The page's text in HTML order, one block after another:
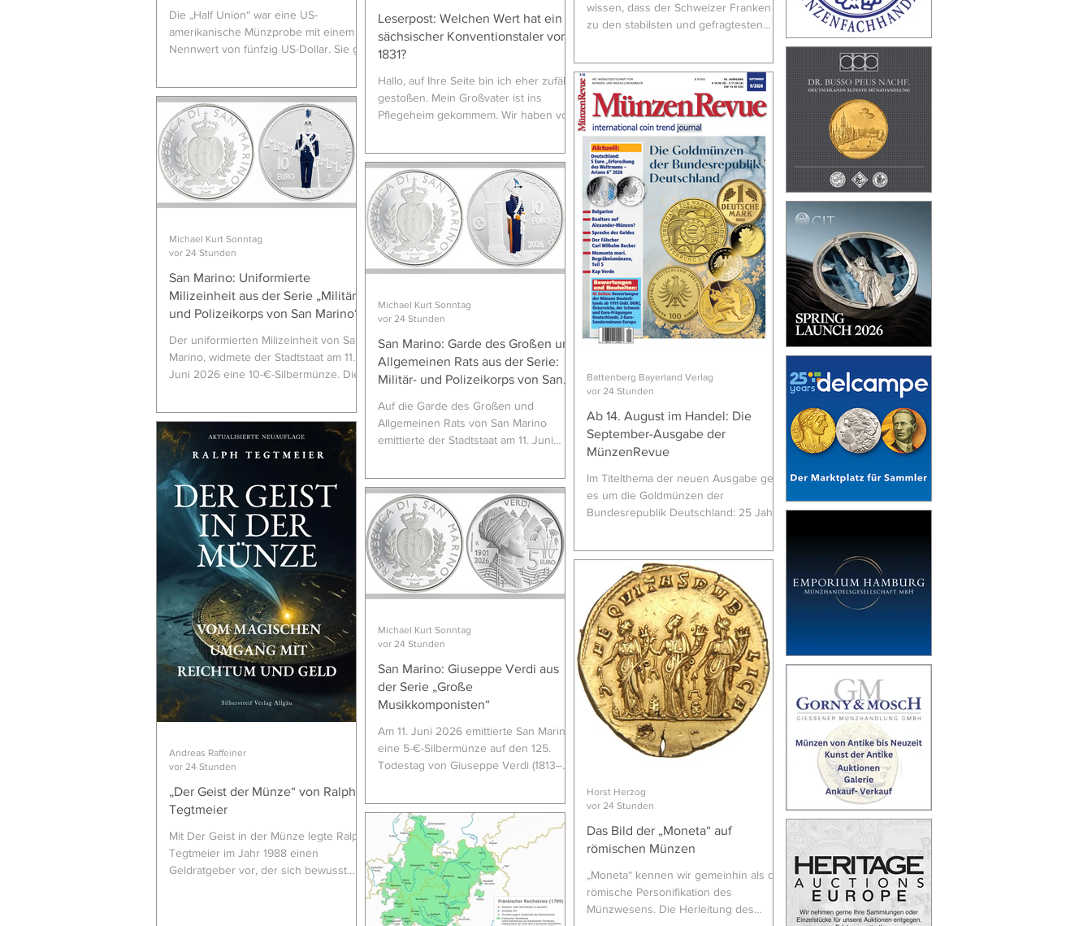
Die „Half Union“ war eine US-
amerikanische Münzprobe mit einem
Nennwert von fünfzig US-Dollar. Sie gilt
Geschichte der US-Münzprägung. Der
Entwurf mit der „Lady Liberty“ auf der
Vorderseite ist eine leicht
abgewandelte Version der 20-Dollar-
Münze, die umganssprachlich als
„Liberty Head“ bezeichnet wird. Diese
wurde von 1849 bis 1907 geprägt. Der
Barber, hat das Musterexemplar im
Leserpost: Welchen Wert hat ein
sächsischer Konventionstaler von
1831?
Hallo, auf Ihre Seite bin ich eher zufällig
gestoßen. Mein Großvater ist ins
Pflegeheim gekommem. Wir haben vor
Erinnerungsstücken habe ich diese
Münze gefunden. Welchen Wert hat
sie? Ines U. (Mutzschen) Liebe Frau U.,
ein verbindliches Preisangebot für die
Münze kann ein Händler abgeben, dem
Sie sie vorlegen. Ich kann Ihnen
lediglich nahebringen, woraus sich der
handel
wissen, dass der Schweizer Franken
zu den stabilsten und gefragtesten
Franken, weil er als sicherer
Ankerplatz gilt. Doch der Weg dorthin
war lang und alles andere als
geradlinig. Als der Franken Mitte des
19. Jahrhunderts eingeführt wurde,
kämpfte die Schweiz zunächst mit
Münzchaos, politischen Widerständen
und einem überraschenden Problem:
dem steigenden Silberpreis. Ein Lan
San Marino: Uniformierte
Milizeinheit aus der Serie „Militär-
und Polizeikorps von San Marino“
Der uniformierten Milizeinheit von San
Marino, widmete der Stadtstaat am 11.
Juni 2026 eine 10-€-Silbermünze. Die
Silber 925/1000, teilweise farbig, 22 g,
34 mm, Auflage: 2.500 in PP,
Künstlerin: Antonella Napolione,
Graveur: Antonio Vecchio; Münzstätte:
I.P.Z.S., Rom. Sie zeigt rückseitig einen
von vorn stehenden uniformierten
Milizionär in Farbe vor den stilisierten
Mauerzinnen von San Marino und nen
Michael Kurt Sonntag
vor 24 Stunden
San Marino: Garde des Großen und
Allgemeinen Rats aus der Serie:
Militär- und Polizeikorps von San
Auf die Garde des Großen und
Allgemeinen Rats von San Marino
emittierte der Stadtstaat am 11. Juni
Polizeikorps von San Marino“. 10 €,
Silber 925/1000, teilweise farbig, 22 g,
34 mm, Auflage: 2.500 in PP,
Künstlerin: Antonella Napolione,
Graveur: Antonio Vecchio; Münzstätte:
I.P.Z.S., Rom. Sie zeigt rückseitig einen
Gardisten des Großen und
Säule des „Palazzo Pubblico“
Michael Kurt Sonntag
vor 24 Stunden
Ab 14. August im Handel: Die
September-Ausgabe der
MünzenRevue
Im Titelthema der neuen Ausgabe geht
es um die Goldmünzen der
Bundesrepublik Deutschland: 25 Jahre
2001 in Deutschland eine neue
Goldmünze heraus – zum ersten Mal
seit der Kaiserzeit. Dem
Verkaufsschlager der ersten Ausgabe
folgten viele weitere, in Serien, mit
Nennwerten von 20, 50 und 100 Euro.
Geändert haben sich nicht nur die
Motive, sondern auch die Preise. Die
Erstausgabe eines 100-Euro-Stückes
im Jahr 20
Battenberg Bayerland Verlag
vor 24 Stunden
„Der Geist der Münze“ von Ralph
Tegtmeier
Mit Der Geist in der Münze legte Ralph
Tegtmeier im Jahr 1988 einen
Geldratgeber vor, der sich bewusst
Andreas Raffeiner
vor 24 Stunden
San Marino: Giuseppe Verdi aus
der Serie „Große
Musikkomponisten“
Am 11. Juni 2026 emittierte San Marino
eine 5-€-Silbermünze auf den 125.
Todestag von Giuseppe Verdi (1813–
bedeutendsten und weltberühmten
Kompositionen Verdis ist die Oper
„Aida“, die auch die erwähnte 5-€-
Münze thematisiert. 5 €, Silber
925/1000, 18 g, 32 mm, Auflage: 2.500
in PP, Künstlerinnen: Antonella
Napolione (Av.), Daniela Longo (Rv.),
Michael Kurt Sonntag
vor 24 Stunden
Das Bild der „Moneta“ auf
römischen Münzen
„Moneta“ kennen wir gemeinhin als die
römische Personifikation des
Münzwesens. Die Herleitung des
Horst Herzog
vor 24 Stunden